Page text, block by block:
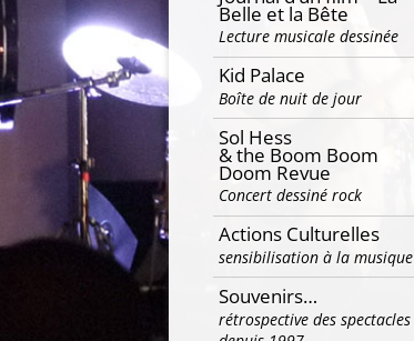
Belle et la Bête
Lecture musicale dessinée
Kid Palace
Boîte de nuit de jour
Sol Hess
& the Boom Boom
Doom Revue
Concert dessiné rock
Actions Culturelles
sensibilisation à la musique
Souvenirs…
rétrospective des spectacles